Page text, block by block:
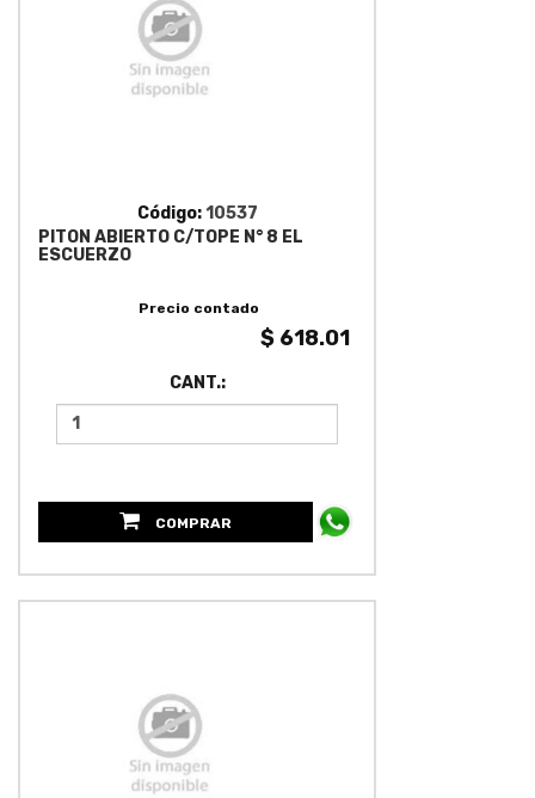
Código:10537
PITON ABIERTO C/TOPE N° 8 EL
ESCUERZO
Precio contado
$ 618.01
CANT.:
COMPRAR